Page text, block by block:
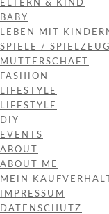
ELTERN & KIND
BABY
LEBEN MIT
SPIELE / SPIELZEUG
MUTTERSCHAFT
FASHION
LIFESTYLE
LIFESTYLE
DIY
EVENTS
ABOUT
ABOUT ME
MEIN
IMPRESSUM
DATENSCHUTZ